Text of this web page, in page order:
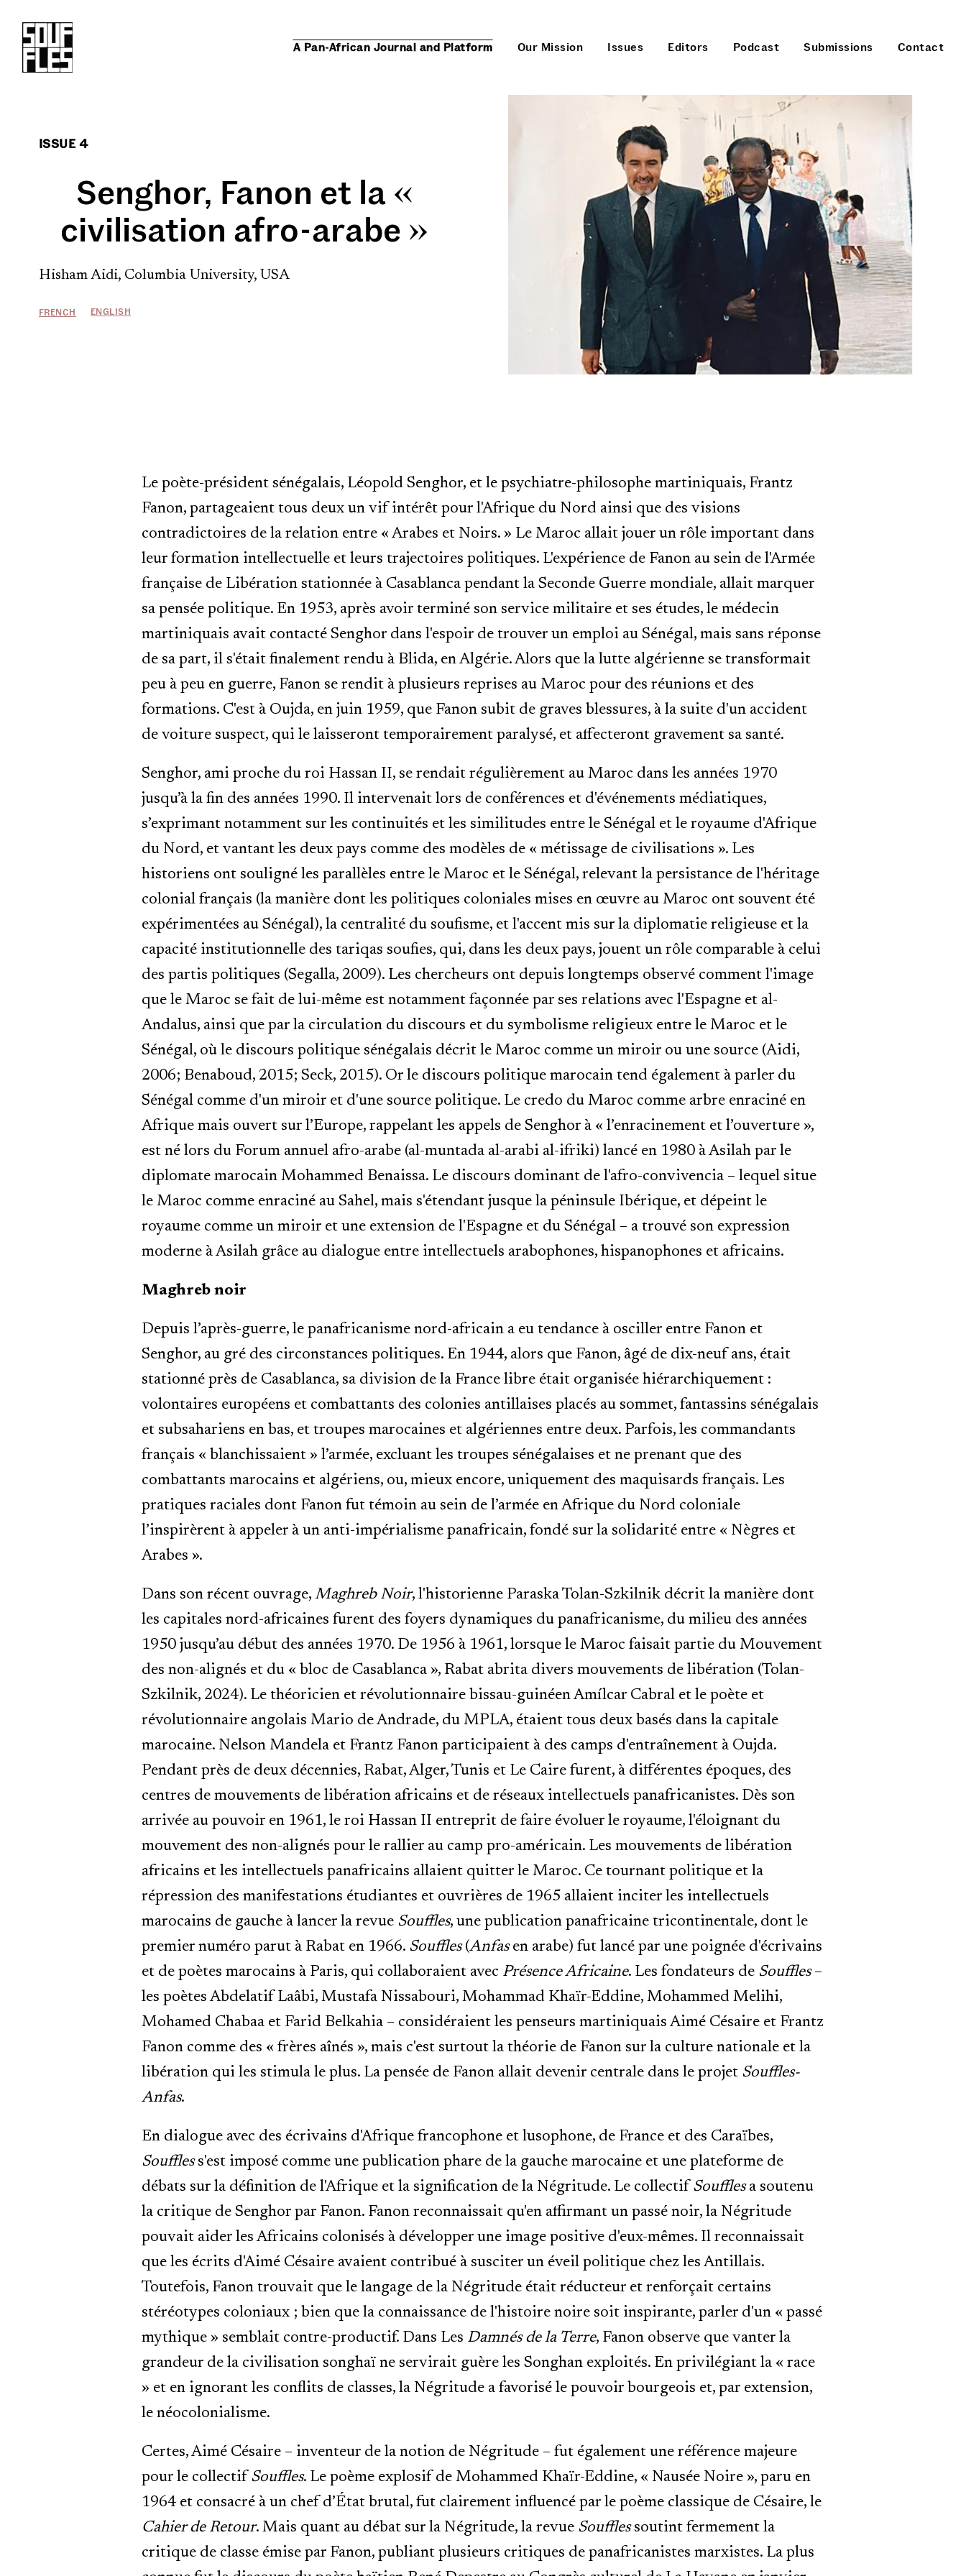
A Pan-African Journal and Platform Our Mission Issues Editors Podcast Submissions Contact
ISSUE 4
Senghor, Fanon et la «
civilisation afro-arabe »
Hisham Aidi, Columbia University, USA
FRENCH ENGLISH
Le poète-président sénégalais, Léopold Senghor, et le psychiatre-philosophe martiniquais, Frantz
Fanon, partageaient tous deux un vif intérêt pour l'Afrique du Nord ainsi que des visions
contradictoires de la relation entre « Arabes et Noirs. » Le Maroc allait jouer un rôle important dans
leur formation intellectuelle et leurs trajectoires politiques. L'expérience de Fanon au sein de l'Armée
française de Libération stationnée à Casablanca pendant la Seconde Guerre mondiale, allait marquer
sa pensée politique. En 1953, après avoir terminé son service militaire et ses études, le médecin
martiniquais avait contacté Senghor dans l'espoir de trouver un emploi au Sénégal, mais sans réponse
de sa part, il s'était finalement rendu à Blida, en Algérie. Alors que la lutte algérienne se transformait
peu à peu en guerre, Fanon se rendit à plusieurs reprises au Maroc pour des réunions et des
formations. C'est à Oujda, en juin 1959, que Fanon subit de graves blessures, à la suite d'un accident
de voiture suspect, qui le laisseront temporairement paralysé, et affecteront gravement sa santé.
Senghor, ami proche du roi Hassan II, se rendait régulièrement au Maroc dans les années 1970
jusqu’à la fin des années 1990. Il intervenait lors de conférences et d'événements médiatiques,
s’exprimant notamment sur les continuités et les similitudes entre le Sénégal et le royaume d'Afrique
du Nord, et vantant les deux pays comme des modèles de « métissage de civilisations ». Les
historiens ont souligné les parallèles entre le Maroc et le Sénégal, relevant la persistance de l'héritage
colonial français (la manière dont les politiques coloniales mises en œuvre au Maroc ont souvent été
expérimentées au Sénégal), la centralité du soufisme, et l'accent mis sur la diplomatie religieuse et la
capacité institutionnelle des tariqas soufies, qui, dans les deux pays, jouent un rôle comparable à celui
des partis politiques (Segalla, 2009). Les chercheurs ont depuis longtemps observé comment l'image
que le Maroc se fait de lui-même est notamment façonnée par ses relations avec l'Espagne et al-
Andalus, ainsi que par la circulation du discours et du symbolisme religieux entre le Maroc et le
Sénégal, où le discours politique sénégalais décrit le Maroc comme un miroir ou une source (Aidi,
2006; Benaboud, 2015; Seck, 2015). Or le discours politique marocain tend également à parler du
Sénégal comme d'un miroir et d'une source politique. Le credo du Maroc comme arbre enraciné en
Afrique mais ouvert sur l’Europe, rappelant les appels de Senghor à « l’enracinement et l’ouverture »,
est né lors du Forum annuel afro-arabe (al-muntada al-arabi al-ifriki) lancé en 1980 à Asilah par le
diplomate marocain Mohammed Benaissa. Le discours dominant de l'afro-convivencia – lequel situe
le Maroc comme enraciné au Sahel, mais s'étendant jusque la péninsule Ibérique, et dépeint le
royaume comme un miroir et une extension de l'Espagne et du Sénégal – a trouvé son expression
moderne à Asilah grâce au dialogue entre intellectuels arabophones, hispanophones et africains.
Maghreb noir
Depuis l’après-guerre, le panafricanisme nord-africain a eu tendance à osciller entre Fanon et
Senghor, au gré des circonstances politiques. En 1944, alors que Fanon, âgé de dix-neuf ans, était
stationné près de Casablanca, sa division de la France libre était organisée hiérarchiquement :
volontaires européens et combattants des colonies antillaises placés au sommet, fantassins sénégalais
et subsahariens en bas, et troupes marocaines et algériennes entre deux. Parfois, les commandants
français « blanchissaient » l’armée, excluant les troupes sénégalaises et ne prenant que des
combattants marocains et algériens, ou, mieux encore, uniquement des maquisards français. Les
pratiques raciales dont Fanon fut témoin au sein de l’armée en Afrique du Nord coloniale
l’inspirèrent à appeler à un anti-impérialisme panafricain, fondé sur la solidarité entre « Nègres et
Arabes ».
Dans son récent ouvrage, Maghreb Noir, l'historienne Paraska Tolan-Szkilnik décrit la manière dont
les capitales nord-africaines furent des foyers dynamiques du panafricanisme, du milieu des années
1950 jusqu’au début des années 1970. De 1956 à 1961, lorsque le Maroc faisait partie du Mouvement
des non-alignés et du « bloc de Casablanca », Rabat abrita divers mouvements de libération (Tolan-
Szkilnik, 2024). Le théoricien et révolutionnaire bissau-guinéen Amílcar Cabral et le poète et
révolutionnaire angolais Mario de Andrade, du MPLA, étaient tous deux basés dans la capitale
marocaine. Nelson Mandela et Frantz Fanon participaient à des camps d'entraînement à Oujda.
Pendant près de deux décennies, Rabat, Alger, Tunis et Le Caire furent, à différentes époques, des
centres de mouvements de libération africains et de réseaux intellectuels panafricanistes. Dès son
arrivée au pouvoir en 1961, le roi Hassan II entreprit de faire évoluer le royaume, l'éloignant du
mouvement des non-alignés pour le rallier au camp pro-américain. Les mouvements de libération
africains et les intellectuels panafricains allaient quitter le Maroc. Ce tournant politique et la
répression des manifestations étudiantes et ouvrières de 1965 allaient inciter les intellectuels
marocains de gauche à lancer la revue Souffles, une publication panafricaine tricontinentale, dont le
premier numéro parut à Rabat en 1966. Souffles(Anfasen arabe) fut lancé par une poignée d'écrivains
et de poètes marocains à Paris, qui collaboraient avec Présence Africaine. Les fondateurs de Souffles–
les poètes Abdelatif Laâbi, Mustafa Nissabouri, Mohammad Khaïr-Eddine, Mohammed Melihi,
Mohamed Chabaa et Farid Belkahia – considéraient les penseurs martiniquais Aimé Césaire et Frantz
Fanon comme des « frères aînés », mais c'est surtout la théorie de Fanon sur la culture nationale et la
libération qui les stimula le plus. La pensée de Fanon allait devenir centrale dans le projet Souffles-
Anfas.
En dialogue avec des écrivains d'Afrique francophone et lusophone, de France et des Caraïbes,
Souffless'est imposé comme une publication phare de la gauche marocaine et une plateforme de
débats sur la définition de l'Afrique et la signification de la Négritude. Le collectif Soufflesa soutenu
la critique de Senghor par Fanon. Fanon reconnaissait qu'en affirmant un passé noir, la Négritude
pouvait aider les Africains colonisés à développer une image positive d'eux-mêmes. Il reconnaissait
que les écrits d'Aimé Césaire avaient contribué à susciter un éveil politique chez les Antillais.
Toutefois, Fanon trouvait que le langage de la Négritude était réducteur et renforçait certains
stéréotypes coloniaux ; bien que la connaissance de l'histoire noire soit inspirante, parler d'un « passé
mythique » semblait contre-productif. Dans Les Damnés de la Terre, Fanon observe que vanter la
grandeur de la civilisation songhaï ne servirait guère les Songhan exploités. En privilégiant la « race
» et en ignorant les conflits de classes, la Négritude a favorisé le pouvoir bourgeois et, par extension,
le néocolonialisme.
Certes, Aimé Césaire – inventeur de la notion de Négritude – fut également une référence majeure
pour le collectif Souffles. Le poème explosif de Mohammed Khaïr-Eddine, « Nausée Noire », paru en
1964 et consacré à un chef d’État brutal, fut clairement influencé par le poème classique de Césaire, le
Cahier de Retour. Mais quant au débat sur la Négritude, la revue Soufflessoutint fermement la
critique de classe émise par Fanon, publiant plusieurs critiques de panafricanistes marxistes. La plus